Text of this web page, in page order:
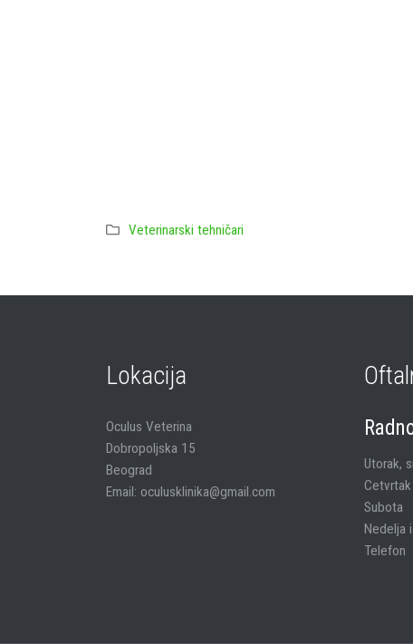
Veterinarski tehničari
Lokacija
Oculus Veterina
Dobropoljska 15
Beograd
Email: oculusklinika@gmail.com
Utorak,
Cetvrtak
Subota
Nedelja
Telefon